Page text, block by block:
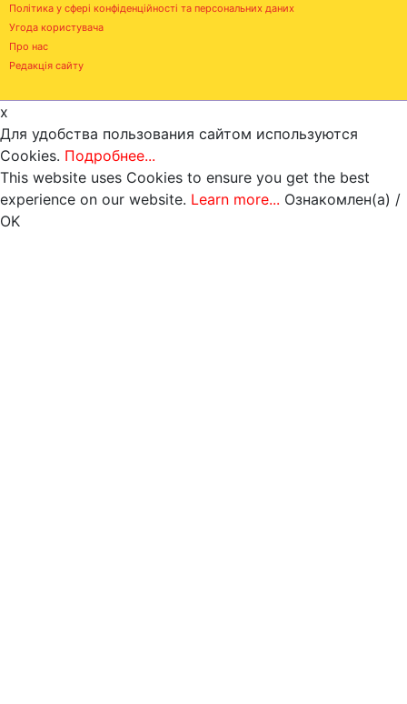
Політика у сфері конфіденційності та персональних даних
Угода користувача
Про нас
Редакція сайту
x
Для удобства пользования сайтом используются
Cookies. Подробнее...
This website uses Cookies to ensure you get the best
experience on our website. Learn more... Ознакомлен(а) /
OK